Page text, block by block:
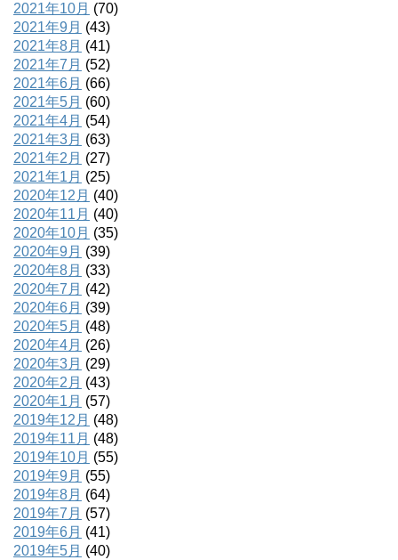
2021年10月 (70)
2021年9月 (43)
2021年8月 (41)
2021年7月 (52)
2021年6月 (66)
2021年5月 (60)
2021年4月 (54)
2021年3月 (63)
2021年2月 (27)
2021年1月 (25)
2020年12月 (40)
2020年11月 (40)
2020年10月 (35)
2020年9月 (39)
2020年8月 (33)
2020年7月 (42)
2020年6月 (39)
2020年5月 (48)
2020年4月 (26)
2020年3月 (29)
2020年2月 (43)
2020年1月 (57)
2019年12月 (48)
2019年11月 (48)
2019年10月 (55)
2019年9月 (55)
2019年8月 (64)
2019年7月 (57)
2019年6月 (41)
2019年5月 (40)